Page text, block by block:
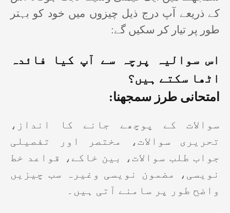
کے ذریعے آپ درج ذیل چیزوں میں خود کو بہتر
طور پر تیار کر سکیں گے:
اس سوالیہ پرچہ سے آپ کیا فائدہ
اٹھا سکتے ہیں؟
امتحانی طرز سمجھنا:
سوالات کے پوچھے جانے کا انداز،
تحریری سوالات، مختصر اور تفصیلی
جواب طلب سوالات، بین خاکے، قواعد خط
نویسی، مضمون نویسی وغیرہ سب چیزیں
واضح طور پر سامنے آتی ہیں۔